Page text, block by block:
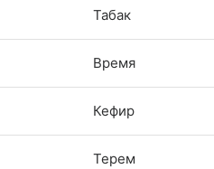
Табак
Время
Кефир
Терем